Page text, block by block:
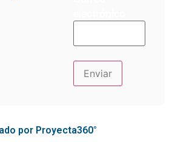
por Proyecta360°